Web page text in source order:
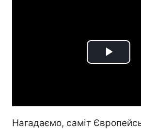
Play
Нагадаємо, саміт